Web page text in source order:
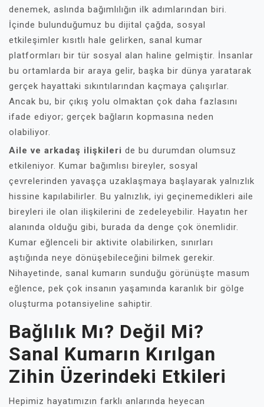
denemek, aslında bağımlılığın ilk adımlarından biri.
İçinde bulunduğumuz bu dijital çağda, sosyal
etkileşimler kısıtlı hale gelirken, sanal kumar
platformları bir tür sosyal alan haline gelmiştir. İnsanlar
bu ortamlarda bir araya gelir, başka bir dünya yaratarak
gerçek hayattaki sıkıntılarından kaçmaya çalışırlar.
Ancak bu, bir çıkış yolu olmaktan çok daha fazlasını
ifade ediyor; gerçek bağların kopmasına neden
olabiliyor.
Aile ve arkadaş ilişkileri de bu durumdan olumsuz
etkileniyor. Kumar bağımlısı bireyler, sosyal
çevrelerinden yavaşça uzaklaşmaya başlayarak yalnızlık
hissine kapılabilirler. Bu yalnızlık, iyi geçinemedikleri aile
bireyleri ile olan ilişkilerini de zedeleyebilir. Hayatın her
alanında olduğu gibi, burada da denge çok önemlidir.
Kumar eğlenceli bir aktivite olabilirken, sınırları
aştığında neye dönüşebileceğini bilmek gerekir.
Nihayetinde, sanal kumarın sunduğu görünüşte masum
eğlence, pek çok insanın yaşamında karanlık bir gölge
oluşturma potansiyeline sahiptir.
Bağlılık Mı? Değil Mi?
Sanal Kumarın Kırılgan
Zihin Üzerindeki Etkileri
Hepimiz hayatımızın farklı anlarında heyecan